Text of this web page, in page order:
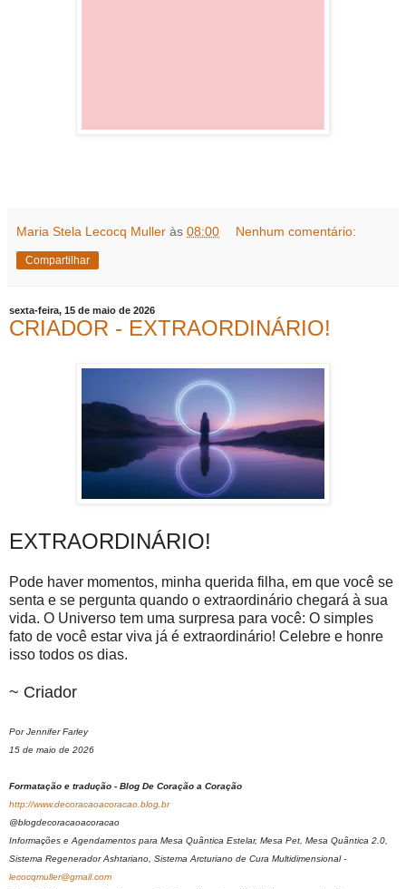
Maria Stela Lecocq Muller às 08:00 Nenhum comentário:
Compartilhar
sexta-feira, 15 de maio de 2026
CRIADOR - EXTRAORDINÁRIO!
EXTRAORDINÁRIO!
Pode haver momentos, minha querida filha, em que você se
senta e se pergunta quando o extraordinário chegará à sua
vida. O Universo tem uma surpresa para você: O simples
fato de você estar viva já é extraordinário! Celebre e honre
isso todos os dias.
~ Criador
Por Jennifer Farley
15 de maio de 2026
Formatação e tradução - Blog De Coração a Coração
http://www.decoracaoacoracao.blog.br
@blogdecoracaoacoracao
Informações e Agendamentos para Mesa Quântica Estelar, Mesa Pet, Mesa Quântica 2.0,
Sistema Regenerador Ashtariano, Sistema Arcturiano de Cura Multidimensional -
lecocqmuller@gmail.com